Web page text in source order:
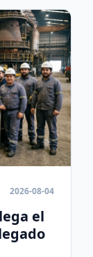
2026-08-04
el